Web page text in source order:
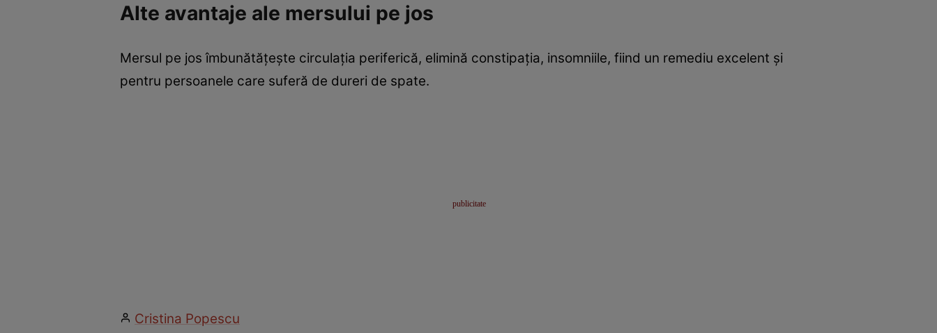
Alte avantaje ale mersului pe jos
Mersul pe jos îmbunătăţeşte circulaţia periferică, elimină constipaţia, insomniile, fiind un remediu excelent şi
pentru persoanele care suferă de dureri de spate.
Cristina Popescu